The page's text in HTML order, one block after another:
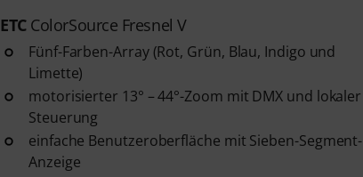
ETC ColorSource Fresnel V
Fünf-Farben-Array (Rot, Grün, Blau, Indigo und
Limette)
motorisierter 13° – 44°-Zoom mit DMX und lokaler
Steuerung
einfache Benutzeroberfläche mit Sieben-Segment-
Anzeige